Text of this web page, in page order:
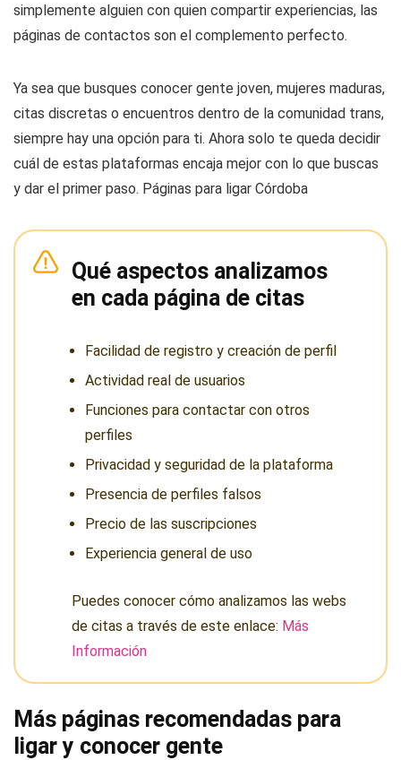
simplemente alguien con quien compartir experiencias, las
páginas de contactos son el complemento perfecto.
Ya sea que busques conocer gente joven, mujeres maduras,
citas discretas o encuentros dentro de la comunidad trans,
siempre hay una opción para ti. Ahora solo te queda decidir
cuál de estas plataformas encaja mejor con lo que buscas
y dar el primer paso. Páginas para ligar Córdoba
Qué aspectos analizamos
en cada página de citas
Facilidad de registro y creación de perfil
Actividad real de usuarios
Funciones para contactar con otros
perfiles
Privacidad y seguridad de la plataforma
Presencia de perfiles falsos
Precio de las suscripciones
Experiencia general de uso
Puedes conocer cómo analizamos las webs
de citas a través de este enlace: Más
Información
Más páginas recomendadas para
ligar y conocer gente